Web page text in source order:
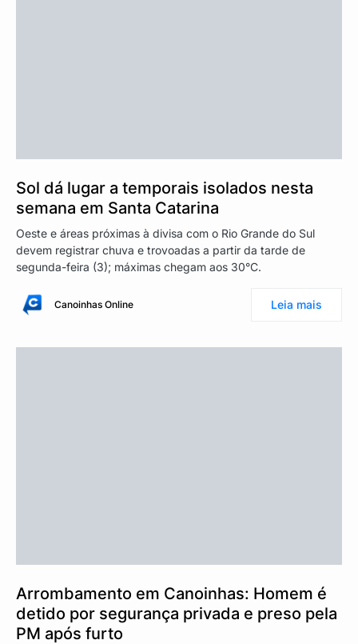
Sol dá lugar a temporais isolados nesta
semana em Santa Catarina
Oeste e áreas próximas à divisa com o Rio Grande do Sul
devem registrar chuva e trovoadas a partir da tarde de
segunda-feira (3); máximas chegam aos 30°C.
Canoinhas Online Leia mais
Arrombamento em Canoinhas: Homem é
detido por segurança privada e preso pela
PM após furto